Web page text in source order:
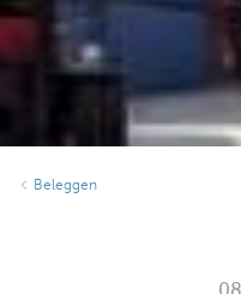
Beleggen